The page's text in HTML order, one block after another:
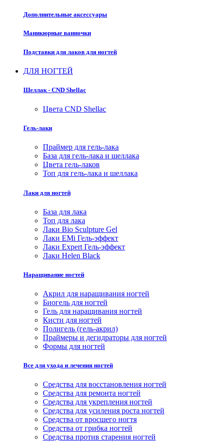
Дополнительные аксессуары
Маникюрные ванночки
Подставки для лаков для ногтей
ДЛЯ НОГТЕЙ
Шеллак - CND Shellac
Цвета CND Shellac
Гель-лаки
Праймер для гель-лака
База для гель-лака и шеллака
Цвета гель-лаков
Топ для гель-лака и шеллака
Лаки для ногтей
База для лака
Топ для лака
Лаки Bio Sculpture Gel
Лаки EMi Гель-эффект
Лаки Expert Гель-эффект
Лаки Helen Black
Наращивание ногтей
Акрил для наращивания ногтей
Биогель для ногтей
Гель для наращивания ногтей
Кисти для ногтей
Полигель (гель-акрил)
Праймеры и дегидраторы для ногтей
Формы для ногтей
Все для ухода и лечения ногтей
Средства для восстановления ногтей
Средства для ремонта ногтей
Средства для укрепления ногтей
Средства для усиления роста ногтей
Средства от вросшего ногтя
Средства от грибка ногтей
Средства против старения ногтей